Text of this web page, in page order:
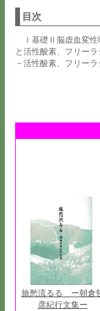
目次
Ⅰ基礎Ⅱ脳虚血変性
と活性酸素、フリー
－活性酸素、フリー
旅愁流るる ー朝倉
彦紀行文集ー